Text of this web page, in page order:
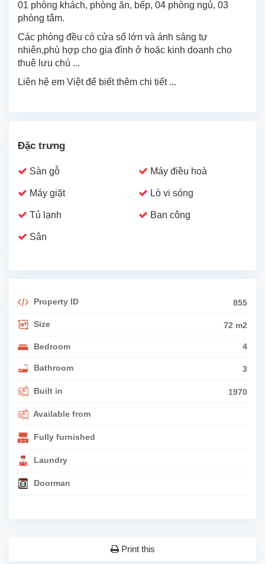
01 phòng khách, phòng ăn, bếp, 04 phòng ngủ, 03
phòng tắm.
Các phòng đều có cửa sổ lớn và ánh sáng tự
nhiên,phù hợp cho gia đình ở hoặc kinh doanh cho
thuê lưu chú ...
Liên hệ em Việt để biết thêm chi tiết ...
Đặc trưng
Sàn gỗ Máy điều hoà
Máy giặt Lò vi sóng
Tủ lạnh Ban công
Sân
Property ID 855
Size 72 m2
Bedroom 4
Bathroom 3
Built in 1970
Available from
Fully furnished
Laundry
Doorman
Print this